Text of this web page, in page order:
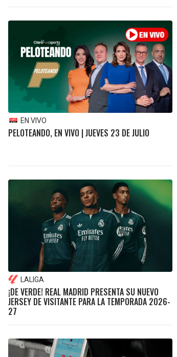
EN VIVO
PELOTEANDO, EN VIVO | JUEVES 23 DE JULIO
LALIGA
¡DE VERDE! REAL MADRID PRESENTA SU NUEVO
JERSEY DE VISITANTE PARA LA TEMPORADA 2026-
27